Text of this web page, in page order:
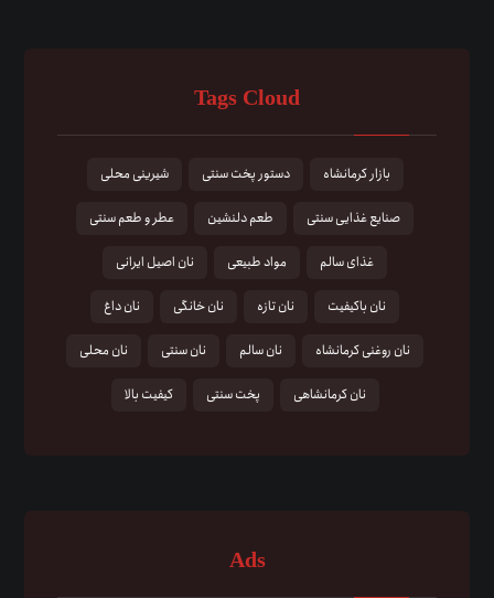
Tags Cloud
بازار کرمانشاه دستور پخت سنتی شیرینی محلی
صنایع غذایی سنتی طعم دلنشین عطر و طعم سنتی
غذای سالم مواد طبیعی نان اصیل ایرانی
نان باکیفیت نان تازه نان خانگی نان داغ
نان روغنی کرمانشاه نان سالم نان سنتی نان محلی
نان کرمانشاهی پخت سنتی کیفیت بالا
Ads